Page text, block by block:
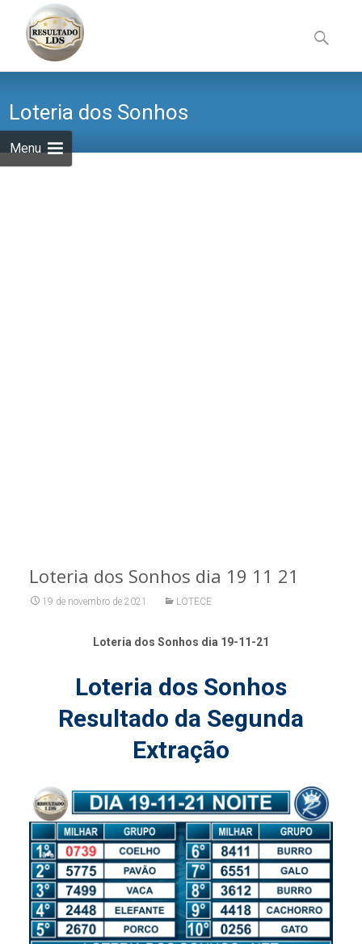
Menu
to
content
por:
Loteria dos Sonhos
Loteria dos Sonhos dia 19 11 21
19 de novembro de 2021 LOTECE
Loteria dos Sonhos dia 19-11-21
Loteria dos Sonhos
Resultado da Segunda
Extração